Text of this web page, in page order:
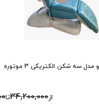
شکن الکتریکی 3 موتوره
از34,200,000تا